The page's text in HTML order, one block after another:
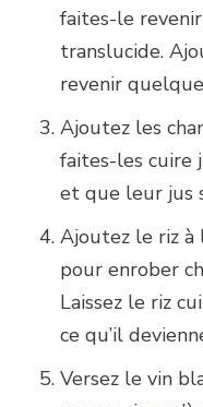
faites-le revenir
translucide.
revenir
Ajoutez les
faites-les cuire
et que leur jus
Ajoutez le riz à
pour enrober
Laissez le riz
ce qu’il
Versez le vin